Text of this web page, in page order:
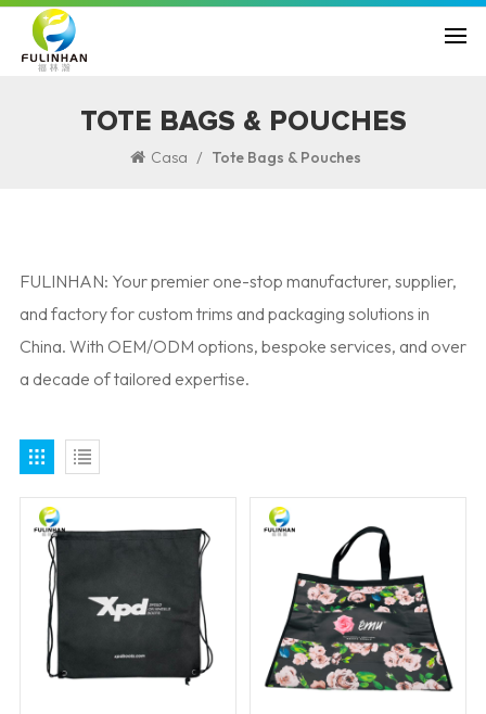
TOTE BAGS & POUCHES
Casa / Tote Bags & Pouches
FULINHAN: Your premier one-stop manufacturer, supplier,
and factory for custom trims and packaging solutions in
China. With OEM/ODM options, bespoke services, and over
a decade of tailored expertise.